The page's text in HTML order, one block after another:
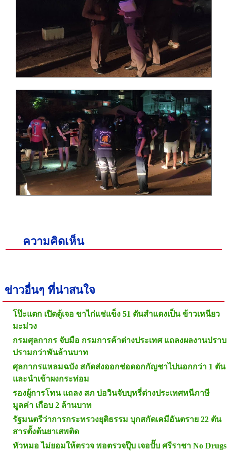
ความคิดเห็น
ข่าวอื่นๆ ที่น่าสนใจ
โป๊ะแตก เปิดตู้เจอ ขาไก่แช่แข็ง 51 ตันสำแดงเป็น ข้าวเหนียว
มะม่วง
กรมศุลกากร จับมือ กรมการค้าต่างประเทศ แถลงผลงานปราบ
ปรามกว่าพันล้านบาท
ศุลกากรแหลมฉบัง สกัดส่งออกช่อดอกกัญชาไปนอกกว่า 1 ตัน
และนำเข้าผงกระท่อม
รองผู้การโทน แถลง สภ บ่อวินจับบุหรี่ต่างประเทศหนีภาษี
มูลค่า เกือบ 2 ล้านบาท
รัฐมนตรีว่าการกระทรวงยุติธรรม บุกสกัดเคมีอันตราย 22 ตัน
สารตั้งต้นยาเสพติด
หัวหมอ ไม่ยอมให้ตรวจ พอตรวจปุ๊บ เจอปั๊บ ศรีราชา No Drugs